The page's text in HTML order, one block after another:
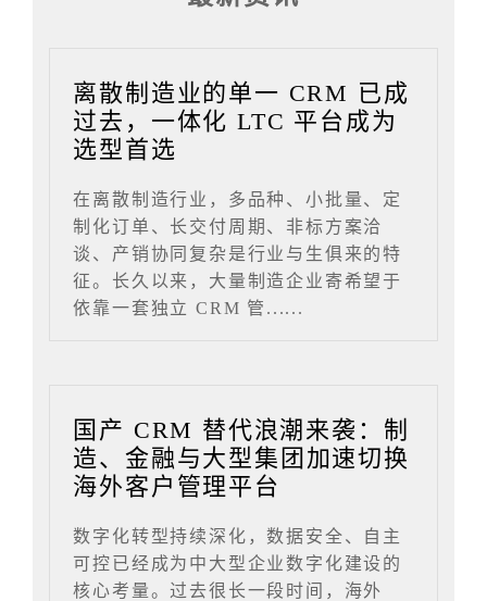
离散制造业的单一 CRM 已成
过去，一体化 LTC 平台成为
选型首选
在离散制造行业，多品种、小批量、定
制化订单、长交付周期、非标方案洽
谈、产销协同复杂是行业与生俱来的特
征。长久以来，大量制造企业寄希望于
依靠一套独立 CRM 管......
国产 CRM 替代浪潮来袭：制
造、金融与大型集团加速切换
海外客户管理平台
数字化转型持续深化，数据安全、自主
可控已经成为中大型企业数字化建设的
核心考量。过去很长一段时间，海外